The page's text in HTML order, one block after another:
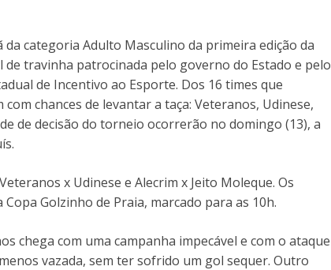
categoria Adulto Masculino da primeira edição da
travinha patrocinada pelo governo do Estado e pelo
de Incentivo ao Esporte. Dos 16 times que
chances de levantar a taça: Veteranos, Udinese,
de decisão do torneio ocorrerão no domingo (13), a
x Udinese e Alecrim x Jeito Moleque. Os
Golzinho de Praia, marcado para as 10h.
chega com uma campanha impecável e com o ataque
vazada, sem ter sofrido um gol sequer. Outro